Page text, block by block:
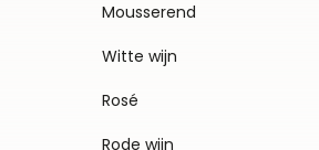
Mousserend
Witte wijn
Rosé
Rode wijn